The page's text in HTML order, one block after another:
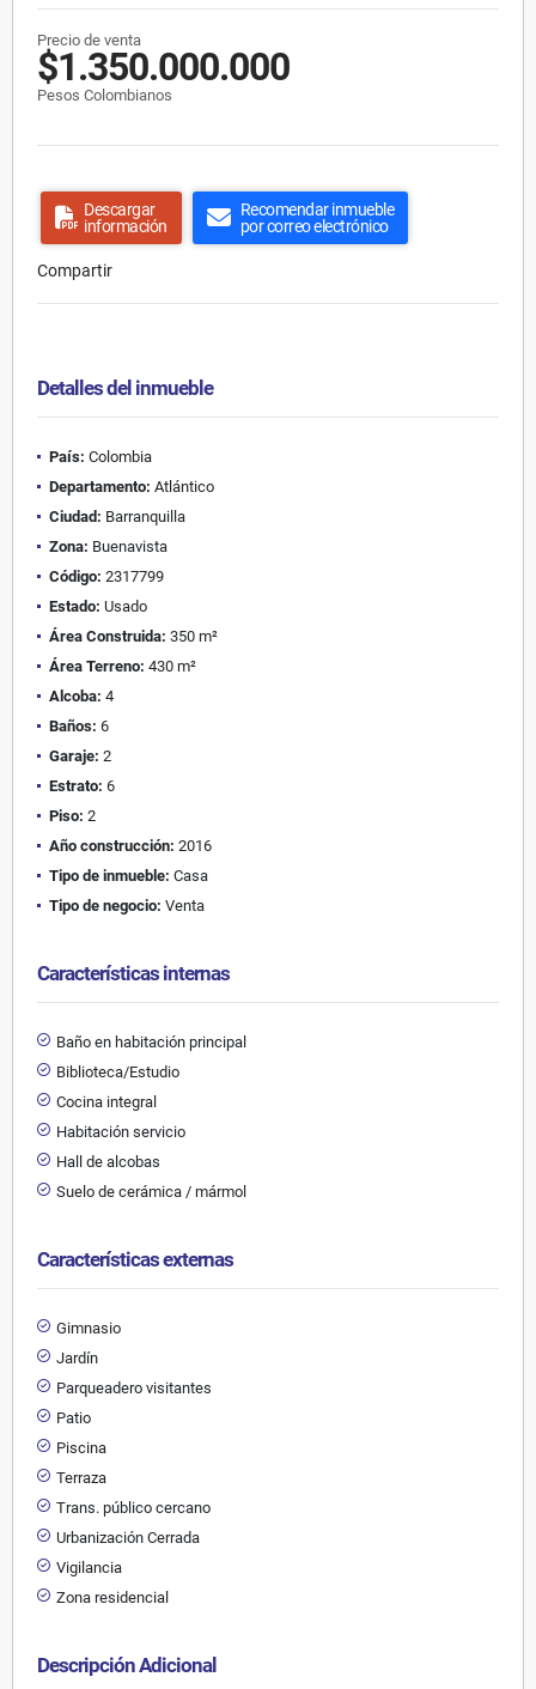
Precio de venta
$1.350.000.000
Pesos Colombianos
Descargar
información
Recomendar inmueble
por correo electrónico
Compartir
Detalles del inmueble
País: Colombia
Departamento: Atlántico
Ciudad: Barranquilla
Zona: Buenavista
Código: 2317799
Estado: Usado
Área Construida: 350 m²
Área Terreno: 430 m²
Alcoba: 4
Baños: 6
Garaje: 2
Estrato: 6
Piso: 2
Año construcción: 2016
Tipo de inmueble: Casa
Tipo de negocio: Venta
Características internas
Baño en habitación principal
Biblioteca/Estudio
Cocina integral
Habitación servicio
Hall de alcobas
Suelo de cerámica / mármol
Características externas
Gimnasio
Jardín
Parqueadero visitantes
Patio
Piscina
Terraza
Trans. público cercano
Urbanización Cerrada
Vigilancia
Zona residencial
Descripción Adicional